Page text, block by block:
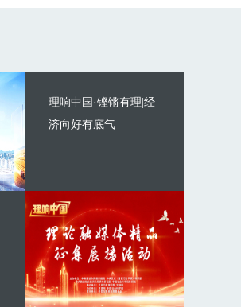
理响中国·铿锵有理|经
济向好有底气